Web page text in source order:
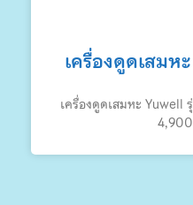
เครื่องดูดเสมห
เครื่องดูดเสมหะ Yuwell